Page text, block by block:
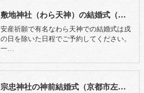
敷地神社（わら天神）の結婚式（京都市右京区）
安産祈願で有名なわら天神での結婚式は戌
の日を除いた日程でご予約してください。
一…
宗忠神社の神前結婚式（京都市左京区）